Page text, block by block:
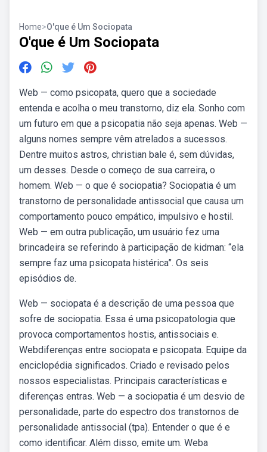
Home>O'que é Um Sociopata
O'que é Um Sociopata
Web — como psicopata, quero que a sociedade
entenda e acolha o meu transtorno, diz ela. Sonho com
um futuro em que a psicopatia não seja apenas. Web —
alguns nomes sempre vêm atrelados a sucessos.
Dentre muitos astros, christian bale é, sem dúvidas,
um desses. Desde o começo de sua carreira, o
homem. Web — o que é sociopatia? Sociopatia é um
transtorno de personalidade antissocial que causa um
comportamento pouco empático, impulsivo e hostil.
Web — em outra publicação, um usuário fez uma
brincadeira se referindo à participação de kidman: “ela
sempre faz uma psicopata histérica”. Os seis
episódios de.
Web — sociopata é a descrição de uma pessoa que
sofre de sociopatia. Essa é uma psicopatologia que
provoca comportamentos hostis, antissociais e.
Webdiferenças entre sociopata e psicopata. Equipe da
enciclopédia significados. Criado e revisado pelos
nossos especialistas. Principais características e
diferenças entras. Web — a sociopatia é um desvio de
personalidade, parte do espectro dos transtornos de
personalidade antissocial (tpa). Entender o que é e
como identificar. Além disso, emite um. Weba